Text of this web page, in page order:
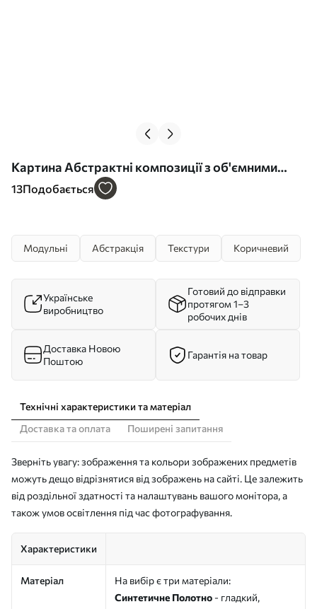
Картина Абстрактні композиції з об'ємними
геометричними фігурами на фактурному тлі
13Подобається
Модульні Абстракція Текстури Коричневий
Українське
виробництво
Готовий до відправки
протягом 1–3
робочих днів
Доставка Новою
Поштою
Гарантія на товар
Технічні характеристики та матеріал
Доставка та оплата
Поширені запитання
Зверніть увагу: зображення та кольори зображених предметів
можуть дещо відрізнятися від зображень на сайті. Це залежить
від роздільної здатності та налаштувань вашого монітора, а
також умов освітлення під час фотографування.
Характеристики
Матеріал
На вибір є три матеріали:
Синтетичне Полотно - гладкий,